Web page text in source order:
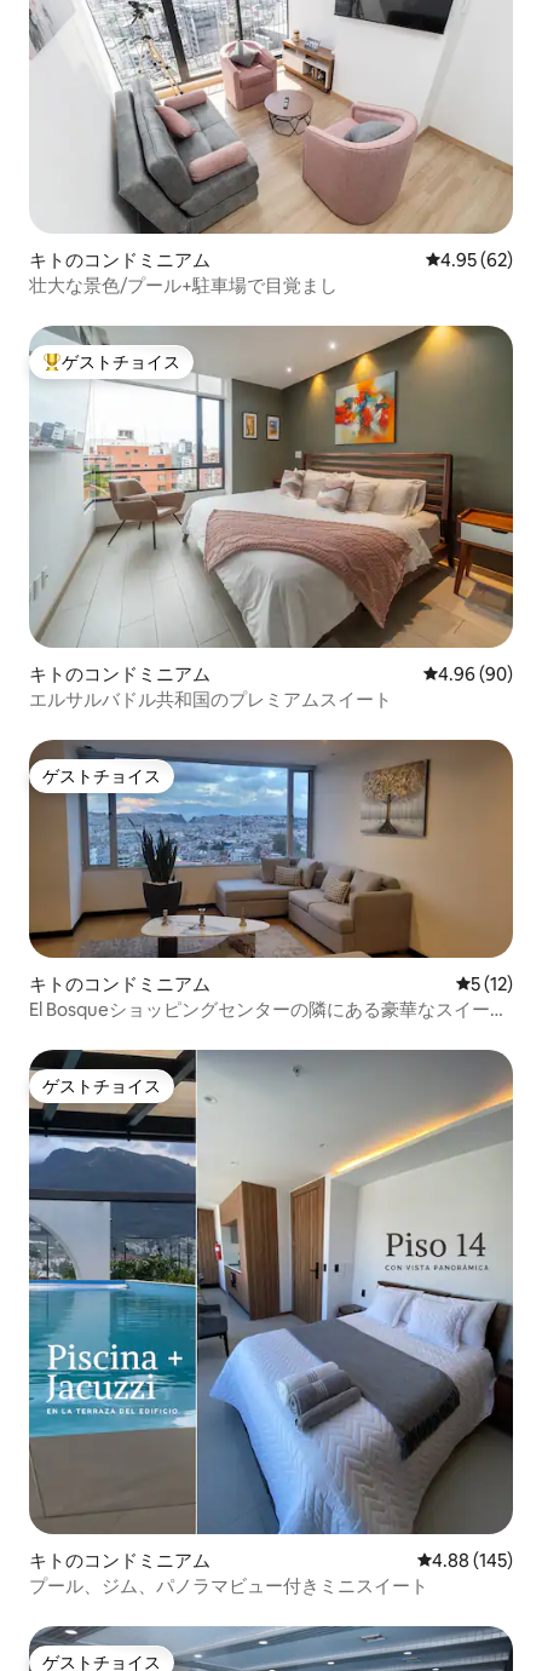
キトのコンドミニアム レビュー62
4.95 (62)
壮大な景色/プール+駐車場で目覚まし
大好評のゲストチョイスです。
ゲストチョイス
キトのコンドミニアム レビュー90件
4.96 (90)
エルサルバドル共和国のプレミアムスイート
ゲストチョイス
ゲストチョイス
キトのコンドミニアム レビュー
5 (12)
El Bosqueショッピングセンターの隣にある豪華なスイー
ゲストチョイス
ゲストチョイス
キトのコンドミニアム レビュー145
4.88 (145)
プール、ジム、パノラマビュー付きミニスイート
ゲストチョイス